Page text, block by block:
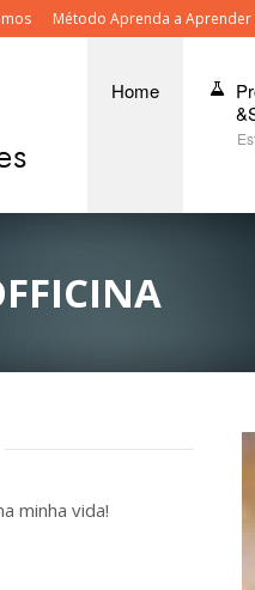
Método Aprenda a Aprender
Home
minha vida!